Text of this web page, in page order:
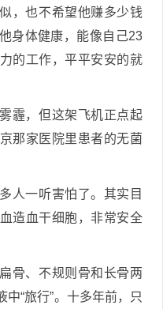
，也不希望他赚多少钱
身体健康，能像自己23
的工作，平平安安的就
霾，但这架飞机正点起
那家医院里患者的无菌
人一听害怕了。其实目
造血干细胞，非常安全
骨、不规则骨和长骨两
“旅行”。十多年前，只